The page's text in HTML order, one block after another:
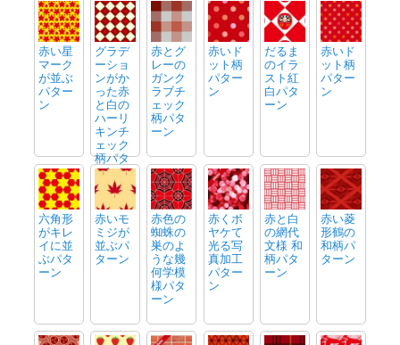
赤い星
マーク
が並ぶ
パター
ン
グラデ
ーショ
ンがか
った赤
と白の
ハーリ
キンチ
ェック
柄パタ
ーン
赤とグ
レーの
ガンク
ラブチ
ェック
柄パタ
ーン
赤いド
ット柄
パター
ン
だるま
のイラ
スト紅
白パタ
ーン
赤いド
ット柄
パター
ン
六角形
がキレ
イに並
ぶパタ
ーン
赤いモ
ミジが
並ぶパ
ターン
赤色の
蜘蛛の
巣のよ
うな幾
何学模
様パタ
ーン
赤くボ
ヤケて
光る写
真加工
パター
ン
赤と白
の網代
文様 和
柄パタ
ーン
赤い菱
形鶴の
和柄パ
ターン